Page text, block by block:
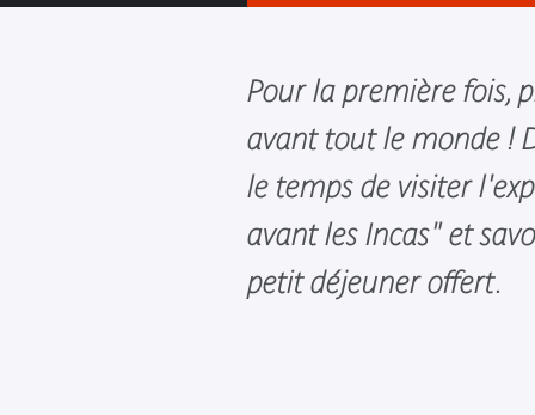
Pour la première fois,
avant tout le monde !
le temps de visiter
avant les Incas" et
petit déjeuner offert.